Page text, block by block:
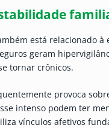
está relacionado à
geram
tornar crônicos.
provoca
intenso podem ter
vínculos afetivos